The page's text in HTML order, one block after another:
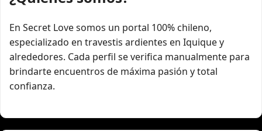
En Secret Love somos un portal 100% chileno,
especializado en travestis ardientes en Iquique y
alrededores. Cada perfil se verifica manualmente para
brindarte encuentros de máxima pasión y total
confianza.